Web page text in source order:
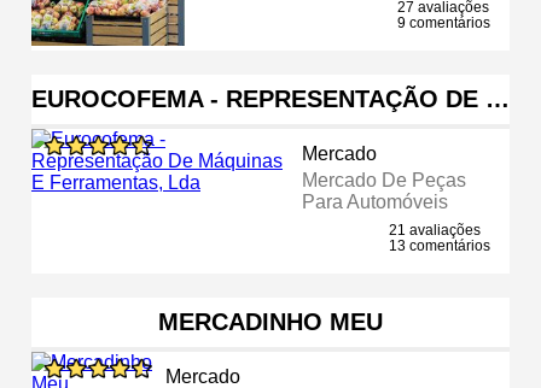
27 avaliações
9 comentários
EUROCOFEMA - REPRESENTAÇÃO DE …
Mercado
Mercado De Peças
Para Automóveis
21 avaliações
13 comentários
MERCADINHO MEU
Mercado